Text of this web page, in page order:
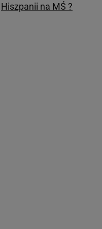
Hiszpanii na MŚ ?